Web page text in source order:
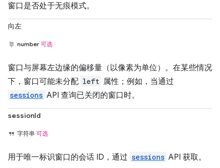
窗口是否处于无痕模式。
向左
number 可选
窗口与屏幕左边缘的偏移量（以像素为单位）。在某些情况
下，窗口可能未分配 left 属性；例如，当通过
sessions API 查询已关闭的窗口时。
sessionId
字符串 可选
用于唯一标识窗口的会话 ID，通过 sessions API 获取。